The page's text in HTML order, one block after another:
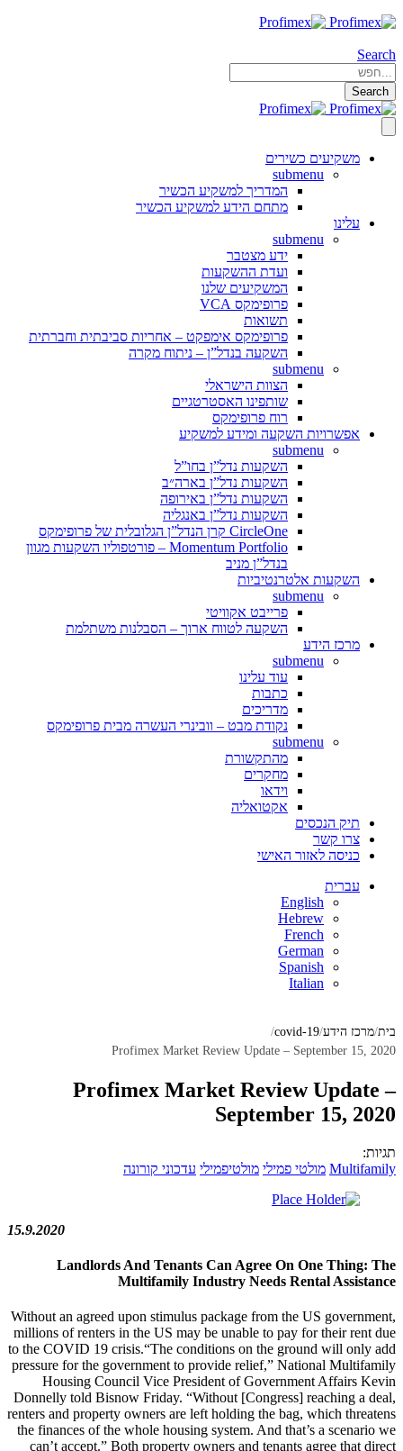
Search
Search
משקיעים כשירים
submenu
המדריך למשקיע הכשיר
מתחם הידע למשקיע הכשיר
עלינו
submenu
ידע מצטבר
ועדת ההשקעות
המשקיעים שלנו
פרופימקס VCA
תשואות
פרופימקס אימפקט – אחריות סביבתית וחברתית
השקעה בנדל”ן – ניתוח מקרה
submenu
הצוות הישראלי
שותפינו האסטרטגיים
רוח פרופימקס
אפשרויות השקעה ומידע למשקיע
submenu
השקעות נדל”ן בחו”ל
השקעות נדל”ן בארה״ב
השקעות נדל”ן באירופה
השקעות נדל”ן באנגליה
CircleOne קרן הנדל”ן הגלובלית של פרופימקס
Momentum Portfolio – פורטפוליו השקעות מגוון
בנדל”ן מניב
השקעות אלטרנטיביות
submenu
פרייבט אקוויטי
השקעה לטווח ארוך – הסבלנות משתלמת
מרכז הידע
submenu
עוד עלינו
כתבות
מדריכים
נקודת מבט – וובינרי העשרה מבית פרופימקס
submenu
מהתקשורת
מחקרים
וידאו
אקטואליה
תיק הנכסים
צרו קשר
כניסה לאזור האישי
עברית
English
Hebrew
French
German
Spanish
Italian
בית מרכז הידע covid-19
Profimex Market Review Update – September 15, 2020
Profimex Market Review Update –
September 15, 2020
תגיות:
Multifamily מולטי פמילי מולטיפמילי עדכוני קורונה
15.9.2020
Landlords And Tenants Can Agree On One Thing: The
Multifamily Industry Needs Rental Assistance
Without an agreed upon stimulus package from the US government,
millions of renters in the US may be unable to pay for their rent due
to the COVID 19 crisis.“The conditions on the ground will only add
pressure for the government to provide relief,” National Multifamily
Housing Council Vice President of Government Affairs Kevin
Donnelly told Bisnow Friday. “Without [Congress] reaching a deal,
renters and property owners are left holding the bag, which threatens
the finances of the whole housing system. And that’s a scenario we
can’t accept.” Both property owners and tenants agree that direct